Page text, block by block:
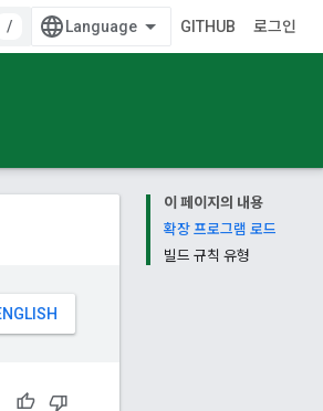
/ GITHUB 로그인
이 페이지의 내용
확장 프로그램 로드
빌드 규칙 유형